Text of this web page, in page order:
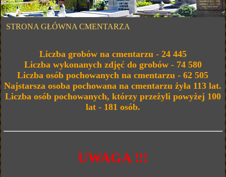
STRONA GŁÓWNA CMENTARZA
Liczba grobów na cmentarzu - 24 445
Liczba wykonanych zdjęć do grobów - 74 580
Liczba osób pochowanych na cmentarzu - 62 505
Najstarsza osoba pochowana na cmentarzu żyła 113 lat.
Liczba osób pochowanych, którzy przeżyli powyżej 100
lat - 181 osób.
UWAGA !!!